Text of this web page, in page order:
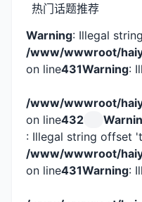
热门话题推荐
Warning: Illegal
/www/wwwroot/
on line431Warning:
/www/wwwroot/
on line432
: Illegal string offset
/www/wwwroot/
on line431Warning: